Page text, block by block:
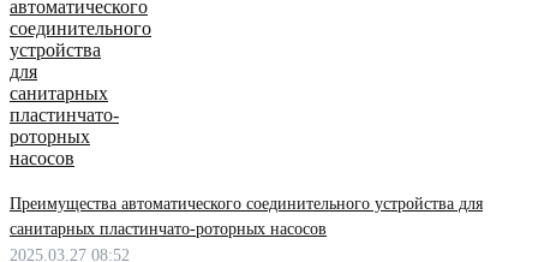
Преимущества автоматического соединительного устройства для
санитарных пластинчато-роторных насосов
2025.03.27 08:52